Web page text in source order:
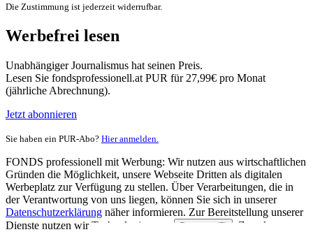
Die Zustimmung ist jederzeit widerrufbar.
Werbefrei lesen
Unabhängiger Journalismus hat seinen Preis.
Lesen Sie fondsprofessionell.at PUR für 27,99€ pro Monat
(jährliche Abrechnung).
Jetzt abonnieren
Sie haben ein PUR-Abo? Hier anmelden.
FONDS professionell mit Werbung: Wir nutzen aus wirtschaftlichen
Gründen die Möglichkeit, unsere Webseite Dritten als digitalen
Werbeplatz zur Verfügung zu stellen. Über Verarbeitungen, die in
der Verantwortung von uns liegen, können Sie sich in unserer
Datenschutzerklärung näher informieren. Zur Bereitstellung unserer
Dienste nutzen wir Technologien von
Partnern (5)
. Zwecke: